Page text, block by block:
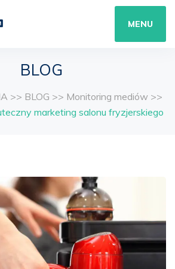
MENU
BLOG
>> BLOG >> Monitoring mediów>>
marketing salonu fryzjerskiego